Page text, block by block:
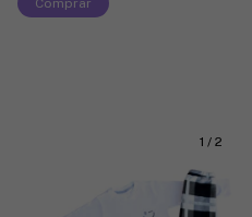
Comprar
1 / 2